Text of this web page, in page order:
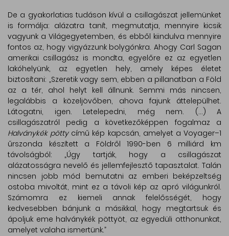
De a gyakorlatias tudáson kívül a csillagászat jellemünket
is formálja: alázatra tanít, megmutatja, mennyire kicsik
vagyunk a Világegyetemben, és ebből kiindulva mennyire
fontos az, hogy vigyázzunk bolygónkra. Ahogy Carl Sagan
amerikai csillagász is mondta, egyelőre ez az egyetlen
lakóhelyünk, az egyetlen hely, amely képes életet
biztosítani: „Szeretik vagy sem, ebben a pillanatban a Föld
az a tér, ahol helyt kell állnunk. Semmi más nincsen,
legalábbis a közeljövőben, ahova fajunk áttelepülhet.
Látogatni, igen. Letelepedni, még nem. (...) A
csillagászatról pedig a következőképpen fogalmaz a
Halványkék pötty című kép kapcsán, amelyet a Voyager–1
űrszonda készített a Földről 1990-ben 6 milliárd km
távolságból: „Úgy tartják, hogy a csillagászat
alázatosságra nevelő és jellemfejlesztő tapasztalat. Talán
nincsen jobb mód bemutatni az emberi beképzeltség
ostoba mivoltát, mint ez a távoli kép az apró világunkról.
Számomra ez kiemeli annak felelősségét, hogy
kedvesebben bánjunk a másikkal, hogy megtartsuk és
ápoljuk eme halványkék pöttyöt, az egyedüli otthonunkat,
amelyet valaha ismertünk.”